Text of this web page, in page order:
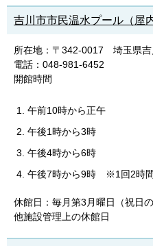
吉川市市民温水プール（屋内
所在地：〒342-0017 埼玉県吉
電話：048-981-6452
開館時間
午前10時から正午
午後1時から3時
午後4時から6時
午後7時から9時 ※1回2時間
休館日：毎月第3月曜日（祝日
他施設管理上の休館日